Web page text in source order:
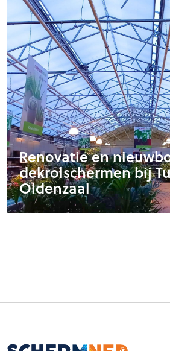
Renovatie en
dekrolschermen bij
Oldenzaal